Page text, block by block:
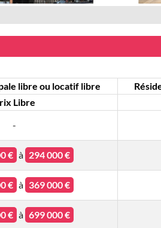
libre ou locatif libre
Libre
-
€ à 294 000 €
€ à 369 000 €
€ à 699 000 €